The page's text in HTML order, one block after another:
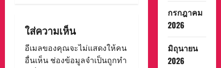
i
o
ใส่ความเห็น
อีเมลของคุณจะไม่แสดงให้คน
อื่นเห็น ช่องข้อมูลจำเป็นถูกทำ
กรกฎาคม
2026
มิถุนายน
2026